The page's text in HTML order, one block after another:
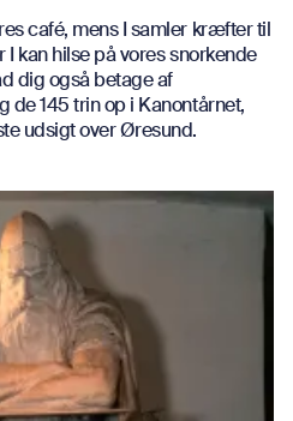
café, mens I samler kræfter til
kan hilse på vores snorkende
dig også betage af
de 145 trin op i Kanontårnet,
udsigt over Øresund.